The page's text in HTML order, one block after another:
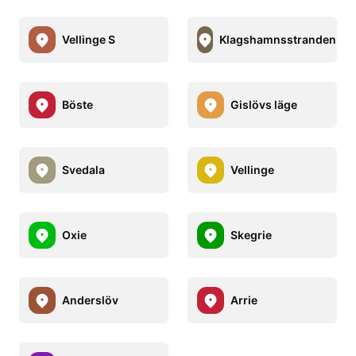
Vellinge S Klagshamnsstranden
Böste Gislövs läge
Svedala Vellinge
Oxie Skegrie
Anderslöv Arrie